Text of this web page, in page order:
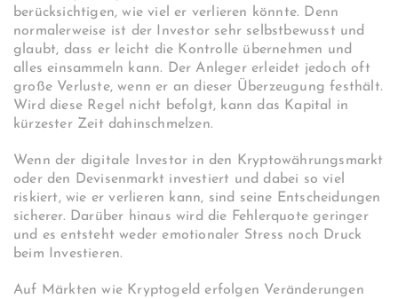
berücksichtigen, wie viel er verlieren könnte. Denn
normalerweise ist der Investor sehr selbstbewusst und
glaubt, dass er leicht die Kontrolle übernehmen und
alles einsammeln kann. Der Anleger erleidet jedoch oft
große Verluste, wenn er an dieser Überzeugung festhält.
Wird diese Regel nicht befolgt, kann das Kapital in
kürzester Zeit dahinschmelzen.
Wenn der digitale Investor in den Kryptowährungsmarkt
oder den Devisenmarkt investiert und dabei so viel
riskiert, wie er verlieren kann, sind seine Entscheidungen
sicherer. Darüber hinaus wird die Fehlerquote geringer
und es entsteht weder emotionaler Stress noch Druck
beim Investieren.
Auf Märkten wie Kryptogeld erfolgen Veränderungen